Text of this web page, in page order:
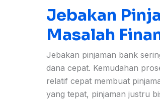
Jebakan
Masalah
Jebakan pinjaman bank
dana cepat. Kemudahan
relatif cepat membuat
yang tepat, pinjaman justru